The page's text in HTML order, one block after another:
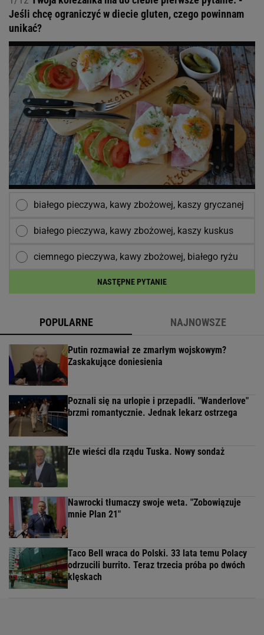
Jeśli chcę ograniczyć w diecie gluten, czego powinnam
unikać?
białego pieczywa, kawy zbożowej, kaszy gryczanej
białego pieczywa, kawy zbożowej, kaszy kuskus
ciemnego pieczywa, kawy zbożowej, białego ryżu
NASTĘPNE PYTANIE
POPULARNE NAJNOWSZE
Putin rozmawiał ze zmarłym wojskowym?
Zaskakujące doniesienia
Poznali się na urlopie i przepadli. "Wanderlove"
brzmi romantycznie. Jednak lekarz ostrzega
Złe wieści dla rządu Tuska. Nowy sondaż
Nawrocki tłumaczy swoje weta. "Zobowiązuje
mnie Plan 21"
Taco Bell wraca do Polski. 33 lata temu Polacy
odrzucili burrito. Teraz trzecia próba po dwóch
klęskach